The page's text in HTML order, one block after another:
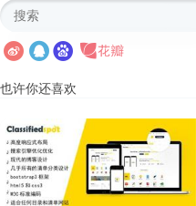
也许你还喜欢